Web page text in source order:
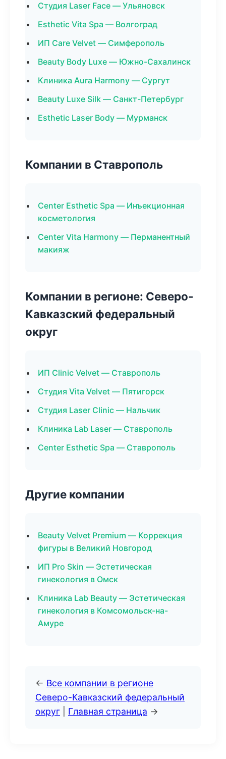
Студия Laser Face — Ульяновск
Esthetic Vita Spa — Волгоград
ИП Care Velvet — Симферополь
Beauty Body Luxe — Южно-Сахалинск
Клиника Aura Harmony — Сургут
Beauty Luxe Silk — Санкт-Петербург
Esthetic Laser Body — Мурманск
Компании в Ставрополь
Center Esthetic Spa — Инъекционная
косметология
Center Vita Harmony — Перманентный
макияж
Компании в регионе: Северо-
Кавказский федеральный
округ
ИП Clinic Velvet — Ставрополь
Студия Vita Velvet — Пятигорск
Студия Laser Clinic — Нальчик
Клиника Lab Laser — Ставрополь
Center Esthetic Spa — Ставрополь
Другие компании
Beauty Velvet Premium — Коррекция
фигуры в Великий Новгород
ИП Pro Skin — Эстетическая
гинекология в Омск
Клиника Lab Beauty — Эстетическая
гинекология в Комсомольск-на-
Амуре
← Все компании в регионе
Северо-Кавказский федеральный
округ
Главная страница →